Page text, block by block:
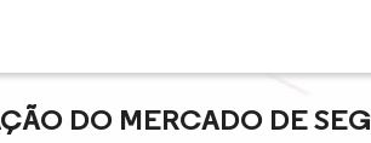
DO MERCADO DE